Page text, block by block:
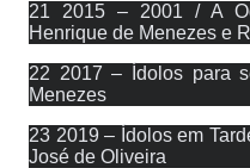
21 2015 – 2001 / A
Henrique de Menezes e
22 2017 – Ídolos para
Menezes
23 2019 – Ídolos em
José de Oliveira